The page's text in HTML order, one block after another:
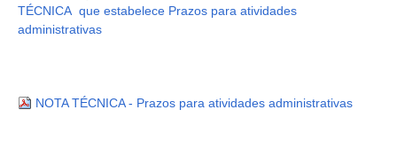
TÉCNICA que estabelece Prazos para atividades
administrativas
NOTA TÉCNICA - Prazos para atividades administrativas